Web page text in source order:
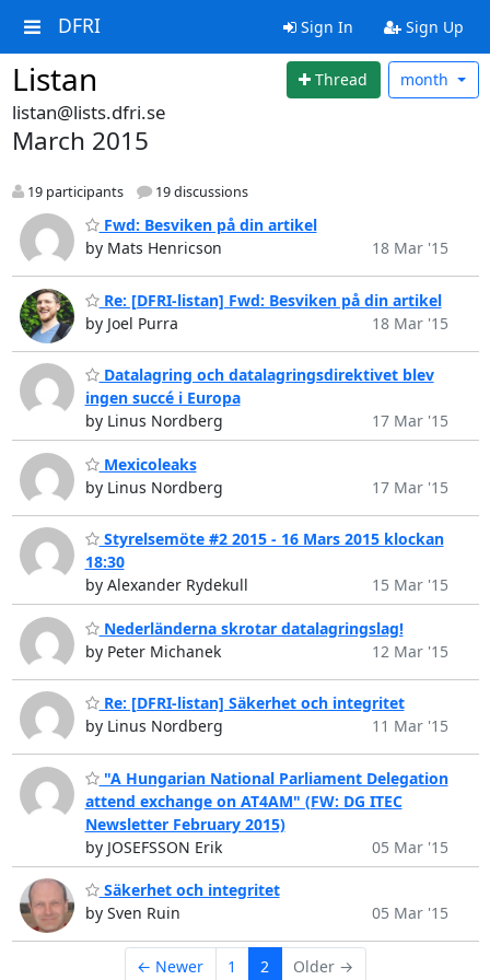
DFRI Sign In Sign Up
Listan Thread month
listan@lists.dfri.se
March 2015
19 participants 19 discussions
Fwd: Besviken på din artikel
by Mats Henricson
18 Mar '15
Re: [DFRI-listan] Fwd: Besviken på din artikel
by Joel Purra
18 Mar '15
Datalagring och datalagringsdirektivet blev
ingen succé i Europa
by Linus Nordberg
17 Mar '15
Mexicoleaks
by Linus Nordberg
17 Mar '15
Styrelsemöte #2 2015 - 16 Mars 2015 klockan
18:30
by Alexander Rydekull
15 Mar '15
Nederländerna skrotar datalagringslag!
by Peter Michanek
12 Mar '15
Re: [DFRI-listan] Säkerhet och integritet
by Linus Nordberg
11 Mar '15
"A Hungarian National Parliament Delegation
attend exchange on AT4AM" (FW: DG ITEC
Newsletter February 2015)
by JOSEFSSON Erik
05 Mar '15
Säkerhet och integritet
by Sven Ruin
05 Mar '15
← Newer 1 2 Older →